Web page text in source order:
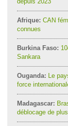
Afrique: CAN
connues
Burkina Faso:
Sankara
Ouganda: Le
force
Madagascar:
déblocage de